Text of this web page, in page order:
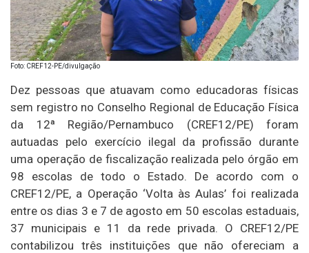
Foto: CREF12-PE/divulgação
Dez pessoas que atuavam como educadoras físicas
sem registro no Conselho Regional de Educação Física
da 12ª Região/Pernambuco (CREF12/PE) foram
autuadas pelo exercício ilegal da profissão durante
uma operação de fiscalização realizada pelo órgão em
98 escolas de todo o Estado. De acordo com o
CREF12/PE, a Operação ‘Volta às Aulas’ foi realizada
entre os dias 3 e 7 de agosto em 50 escolas estaduais,
37 municipais e 11 da rede privada. O CREF12/PE
contabilizou três instituições que não ofereciam a